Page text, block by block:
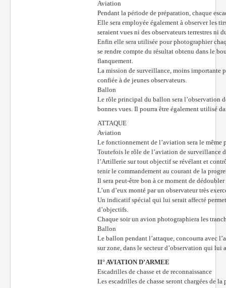
Aviation
Pendant la période de préparation, chaque
Elle sera employée également à observer les
seraient vues ni des observateurs terrestres ni
Enfin elle sera utilisée pour photographier
se rendre compte du résultat obtenu dans le
flanquement.
La mission de surveillance, moins importante
confiée à de jeunes observateurs.
Ballon
Le rôle principal du ballon sera l’observation
bonnes vues. Il pourra être également utilisé
ATTAQUE
Aviation
Le fonctionnement de l’aviation sera le même
Toutefois le rôle de l’aviation de surveillance
l’Artillerie sur tout objectif se révélant et
tenir le commandement au courant de la
Il sera peut-être bon à ce moment de
L’un d’eux monté par un observateur très
Un indicatif spécial qui lui serait affecté
d’objectifs.
Chaque soir un avion photographiera les
Ballon
Le ballon pendant l’attaque, concourra avec
sur zone, dans le secteur d’observation qui
II° AVIATION D’ARMEE
Escadrilles de chasse et de reconnaissance
Les escadrilles de chasse seront chargées de